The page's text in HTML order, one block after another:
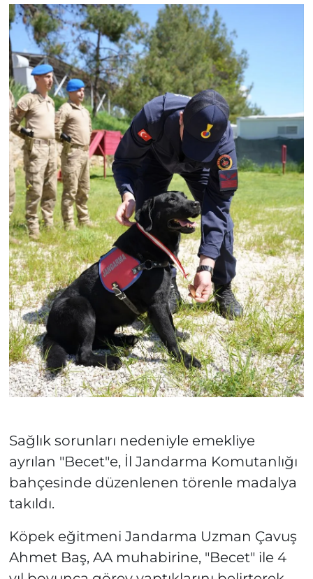
Sağlık sorunları nedeniyle emekliye
ayrılan "Becet"e, İl Jandarma Komutanlığı
bahçesinde düzenlenen törenle madalya
takıldı.
Köpek eğitmeni Jandarma Uzman Çavuş
Ahmet Baş, AA muhabirine, "Becet" ile 4